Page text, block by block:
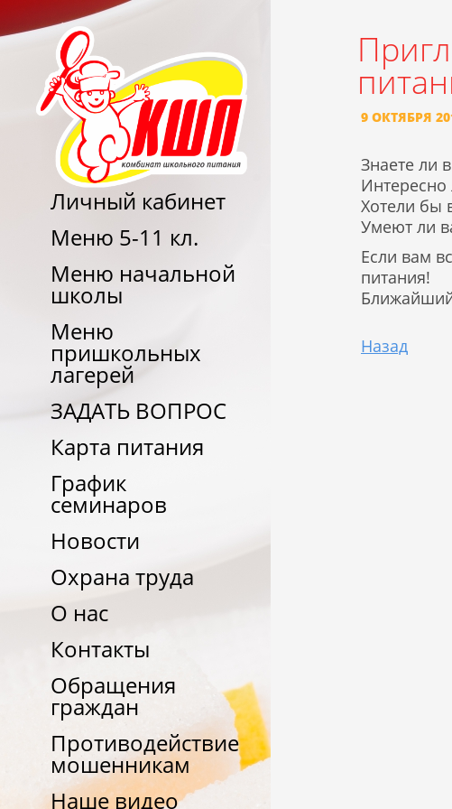
Личный кабинет
Меню 5-11 кл.
Меню начальной
школы
Меню
пришкольных
лагерей
ЗАДАТЬ ВОПРОС
Карта питания
График
семинаров
Новости
Охрана труда
О нас
Контакты
Обращения
граждан
Противодействие
мошенникам
Наше видео
9 ОКТЯБРЯ
Знаете ли
Хотели бы
Умеют ли
Если вам
питания!
Назад